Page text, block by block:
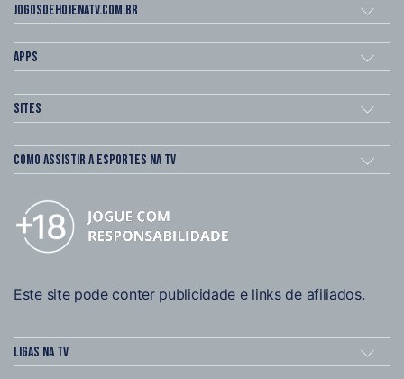
Jogosdehojenatv.com.br
Apps
Sites
Como assistir a esportes na TV
Este site pode conter publicidade e links de afiliados.
Ligas na TV